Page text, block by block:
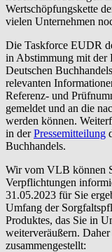
Wertschöpfungskette
vielen Unternehmen
Die Taskforce EUDR
in Abstimmung mit der
Deutschen
relevanten
Referenz- und
gemeldet und an die
werden können.
in derPressemitteilung
Buchhandels.
Wir vom VLB können
Verpflichtungen
31.05.2023 für Sie
Umfang der
Produktes, das Sie in
weiterveräußern.
zusammengestellt: